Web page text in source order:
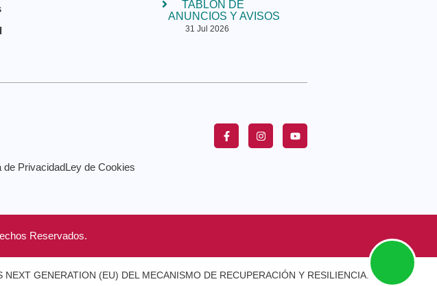
TABLÓN DE
ANUNCIOS Y AVISOS
31 Jul 2026
de PrivacidadLey de Cookies
Reservados.
GENERATION (EU) DEL MECANISMO DE RECUPERACIÓN Y RESILIENCIA.